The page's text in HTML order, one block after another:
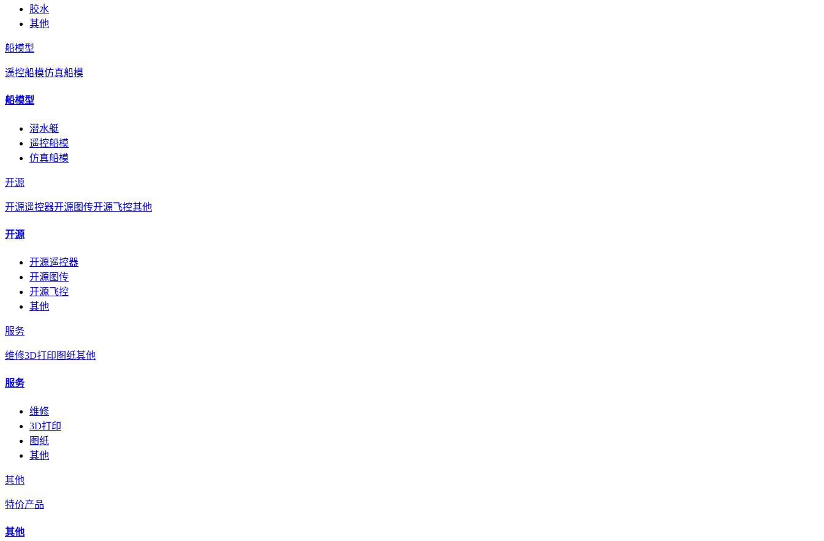
胶水
其他
船模型
遥控船模仿真船模
船模型
潜水艇
遥控船模
仿真船模
开源
开源遥控器开源图传开源飞控其他
开源
开源遥控器
开源图传
开源飞控
其他
服务
维修3D打印 图纸其他
服务
维修
3D打印
图纸
其他
其他
特价产品
其他